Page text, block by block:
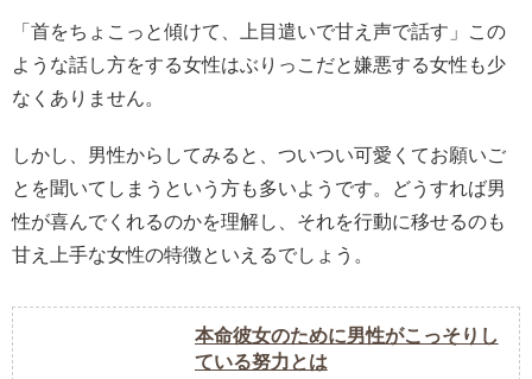
「首をちょこっと傾けて、上目遣いで甘え声で話す」この
ような話し方をする女性はぶりっこだと嫌悪する女性も少
なくありません。
しかし、男性からしてみると、ついつい可愛くてお願いご
とを聞いてしまうという方も多いようです。どうすれば男
性が喜んでくれるのかを理解し、それを行動に移せるのも
甘え上手な女性の特徴といえるでしょう。
本命彼女のために男性がこっそりし
ている努力とは